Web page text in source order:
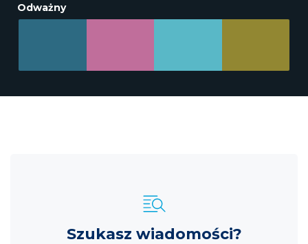
Odważny
Szukasz wiadomości?